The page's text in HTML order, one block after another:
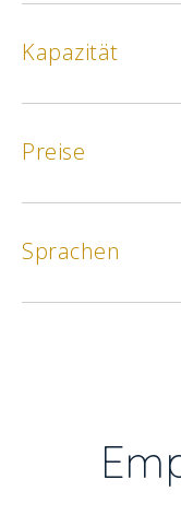
Kapazität
Preise
Sprachen